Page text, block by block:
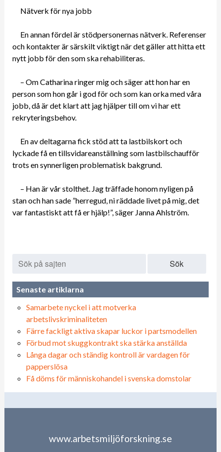
Nätverk för nya jobb
En annan fördel är stödpersonernas nätverk. Referenser
och kontakter är särskilt viktigt när det gäller att hitta ett
nytt jobb för den som ska rehabiliteras.
– Om Catharina ringer mig och säger att hon har en
person som hon går i god för och som kan orka med våra
jobb, då är det klart att jag hjälper till om vi har ett
rekryteringsbehov.
En av deltagarna fick stöd att ta lastbilskort och
lyckade få en tillsvidareanställning som lastbilschaufför
trots en synnerligen problematisk bakgrund.
– Han är vår stolthet. Jag träffade honom nyligen på
stan och han sade ”herregud, ni räddade livet på mig, det
var fantastiskt att få er hjälp!”, säger Janna Ahlström.
Sök
Senaste artiklarna
Samarbete nyckel i att motverka
arbetslivskriminaliteten
Färre fackligt aktiva skapar luckor i partsmodellen
Förbud mot skuggkontrakt ska stärka anställda
Långa dagar och ständig kontroll är vardagen för
papperslösa
Få döms för människohandel i svenska domstolar
www.arbetsmiljöforskning.se